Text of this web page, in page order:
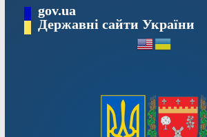
Перейтиgov.ua
Державні сайти України